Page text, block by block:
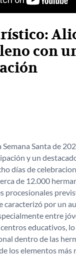
con
Santa de
y un
días de
de 12.000
procesionales
caracterizó por un
entre
educativos,
dentro de las
los elementos más